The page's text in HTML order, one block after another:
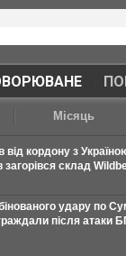
|
Місяць
від кордону з
загорівся склад
удару по
після атаки